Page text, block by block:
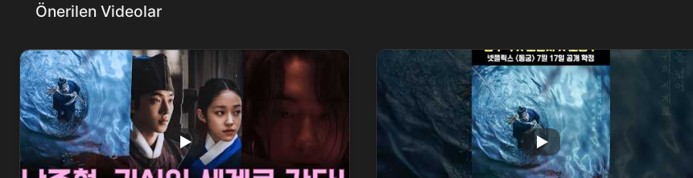
Önerilen Videolar